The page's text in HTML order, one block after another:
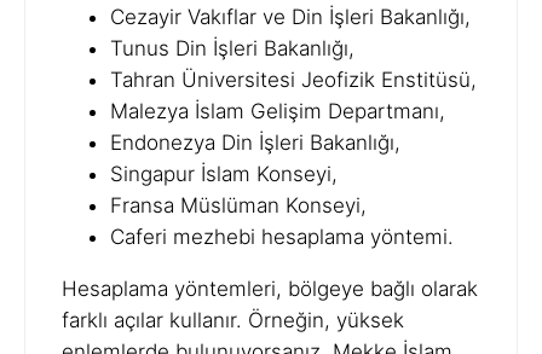
Cezayir Vakıflar ve Din İşleri Bakanlığı,
Tunus Din İşleri Bakanlığı,
Tahran Üniversitesi Jeofizik Enstitüsü,
Malezya İslam Gelişim Departmanı,
Endonezya Din İşleri Bakanlığı,
Singapur İslam Konseyi,
Fransa Müslüman Konseyi,
Caferi mezhebi hesaplama yöntemi.
Hesaplama yöntemleri, bölgeye bağlı olarak
farklı açılar kullanır. Örneğin, yüksek